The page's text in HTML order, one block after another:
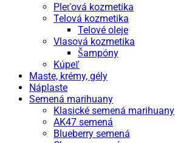
Pleťová kozmetika
Telová kozmetika
Telové oleje
Vlasová kozmetika
Šampóny
Kúpeľ
Maste, krémy, gély
Náplaste
Semená marihuany
Klasické semená marihuany
AK47 semená
Blueberry semená